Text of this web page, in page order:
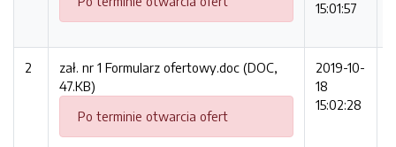
15:01:57
2
zał. nr 1 Formularz ofertowy.doc (DOC,
47.KB)
Po terminie otwarcia ofert
2019-10-
18
15:02:28